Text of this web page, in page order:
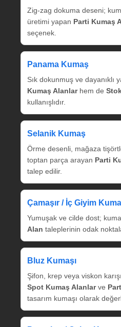
Zig‑zag dokuma deseni;
üretimi yapan Parti Kumaş
seçenek.
Panama Kumaş
Sık dokunmuş ve dayanıklı
Kumaş Alanlarhem de
kullanışlıdır.
Selanik Kumaş
Örme desenli, mağaza
toptan parça arayan Parti
talep edilir.
Çamaşır / İç Giyim
Yumuşak ve cilde dost;
Alan taleplerinin odak
Bluz Kumaşı
Şifon, krep veya viskon
Spot Kumaş Alanlarve
tasarım kumaşı olarak